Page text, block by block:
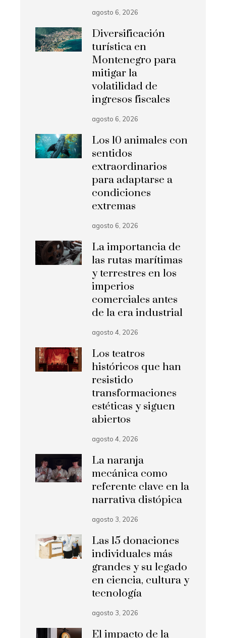
agosto 6, 2026
Diversificación
turística en
Montenegro para
mitigar la
volatilidad de
ingresos fiscales
agosto 6, 2026
Los 10 animales con
sentidos
extraordinarios
para adaptarse a
condiciones
extremas
agosto 6, 2026
La importancia de
las rutas marítimas
y terrestres en los
imperios
comerciales antes
de la era industrial
agosto 4, 2026
Los teatros
históricos que han
resistido
transformaciones
estéticas y siguen
abiertos
agosto 4, 2026
La naranja
mecánica como
referente clave en la
narrativa distópica
agosto 3, 2026
Las 15 donaciones
individuales más
grandes y su legado
en ciencia, cultura y
tecnología
agosto 3, 2026
El impacto de la